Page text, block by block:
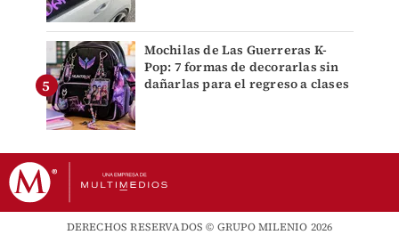
Mochilas de Las Guerreras K-
Pop: 7 formas de decorarlas sin
dañarlas para el regreso a clases
DERECHOS RESERVADOS © GRUPO MILENIO 2026